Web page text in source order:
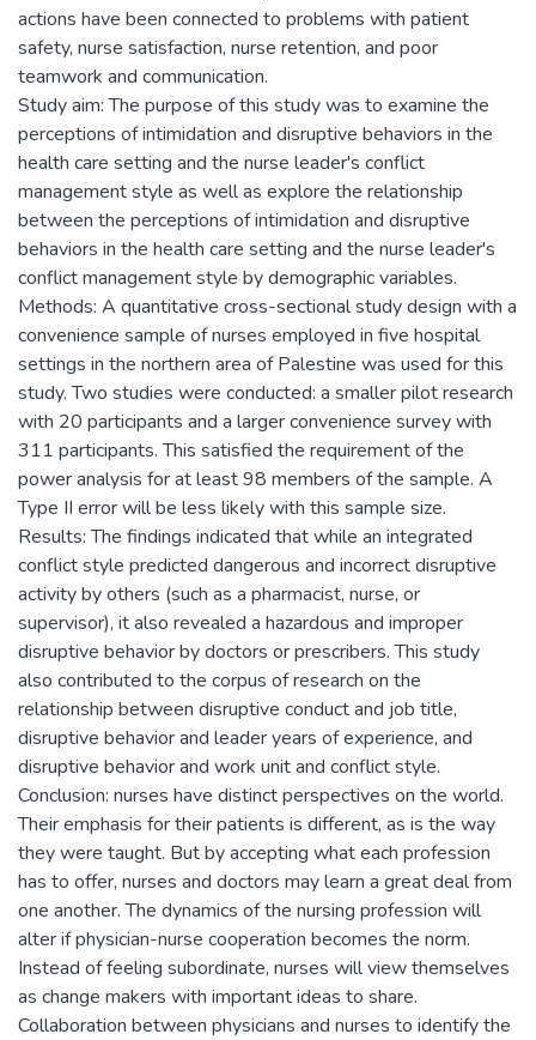
actions have been connected to problems with patient
safety, nurse satisfaction, nurse retention, and poor
teamwork and communication.
Study aim: The purpose of this study was to examine the
perceptions of intimidation and disruptive behaviors in the
health care setting and the nurse leader's conflict
management style as well as explore the relationship
between the perceptions of intimidation and disruptive
behaviors in the health care setting and the nurse leader's
conflict management style by demographic variables.
Methods: A quantitative cross-sectional study design with a
convenience sample of nurses employed in five hospital
settings in the northern area of Palestine was used for this
study. Two studies were conducted: a smaller pilot research
with 20 participants and a larger convenience survey with
311 participants. This satisfied the requirement of the
power analysis for at least 98 members of the sample. A
Type II error will be less likely with this sample size.
Results: The findings indicated that while an integrated
conflict style predicted dangerous and incorrect disruptive
activity by others (such as a pharmacist, nurse, or
supervisor), it also revealed a hazardous and improper
disruptive behavior by doctors or prescribers. This study
also contributed to the corpus of research on the
relationship between disruptive conduct and job title,
disruptive behavior and leader years of experience, and
disruptive behavior and work unit and conflict style.
Conclusion: nurses have distinct perspectives on the world.
Their emphasis for their patients is different, as is the way
they were taught. But by accepting what each profession
has to offer, nurses and doctors may learn a great deal from
one another. The dynamics of the nursing profession will
alter if physician-nurse cooperation becomes the norm.
Instead of feeling subordinate, nurses will view themselves
as change makers with important ideas to share.
Collaboration between physicians and nurses to identify the